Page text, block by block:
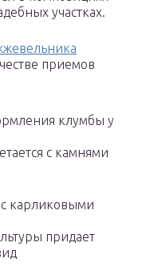
участках.
приемов
клумбы у
с камнями
карликовыми
придает